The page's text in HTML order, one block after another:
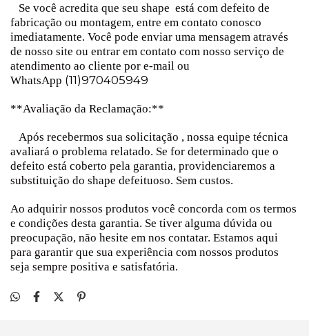
Se você acredita que seu shape está com defeito de
fabricação ou montagem, entre em contato conosco
imediatamente. Você pode enviar uma mensagem através
de nosso site ou entrar em contato com nosso serviço de
atendimento ao cliente por e-mail ou
WhatsApp (11)970405949
**Avaliação da Reclamação:**
Após recebermos sua solicitação , nossa equipe técnica
avaliará o problema relatado. Se for determinado que o
defeito está coberto pela garantia, providenciaremos a
substituição do shape defeituoso. Sem custos.
Ao adquirir nossos produtos você concorda com os termos
e condições desta garantia. Se tiver alguma dúvida ou
preocupação, não hesite em nos contatar. Estamos aqui
para garantir que sua experiência com nossos produtos
seja sempre positiva e satisfatória.